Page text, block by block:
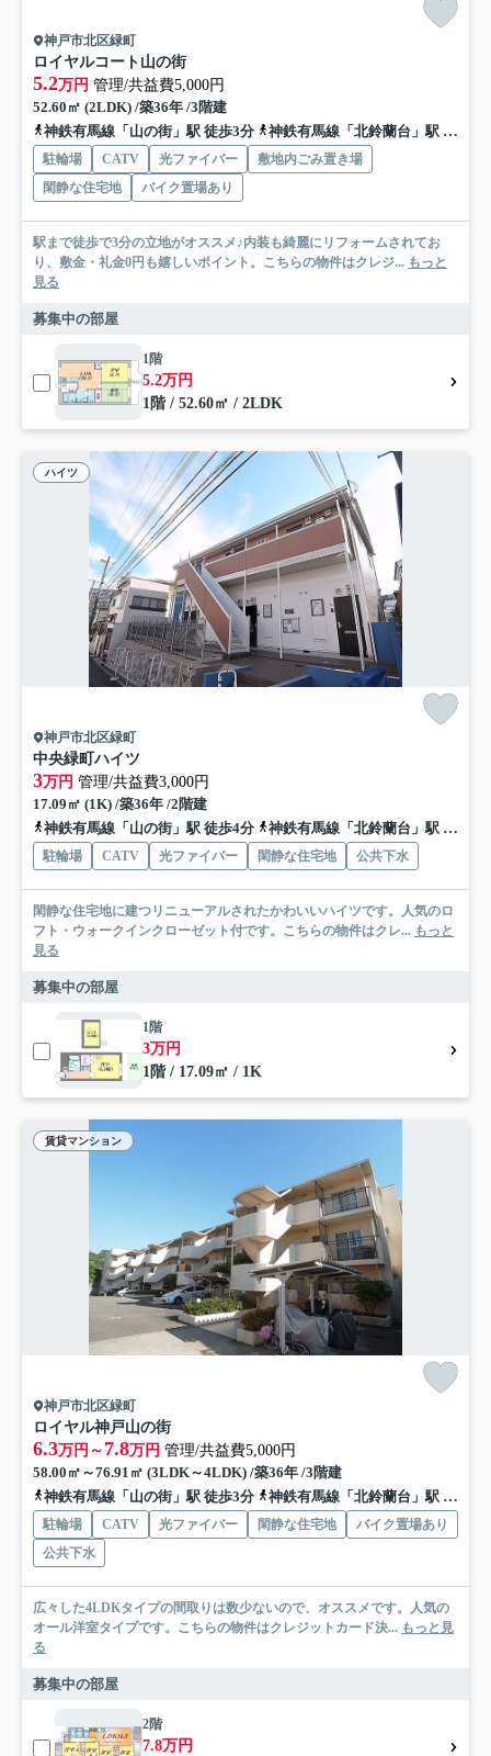
神戸市北区緑町
ロイヤルコート山の街
5.2万円 管理/共益費5,000円
52.60㎡ (2LDK) /築36年 /3階建
神鉄有馬線「山の街」駅 徒歩3分
神鉄有馬線「北鈴蘭台」駅 徒歩10分
駐輪場 CATV 光ファイバー
敷地内ごみ置き場
閑静な住宅地
バイク置場あり
駅まで徒歩で3分の立地がオススメ♪内装も綺麗にリフォームされてお
り、敷金・礼金0円も嬉しいポイント。こちらの物件はクレジ... もっと
見る
募集中の部屋
1階
5.2万円
1階 / 52.60㎡ / 2LDK
ハイツ
神戸市北区緑町
中央緑町ハイツ
3万円 管理/共益費3,000円
17.09㎡ (1K) /築36年 /2階建
神鉄有馬線「山の街」駅 徒歩4分
神鉄有馬線「北鈴蘭台」駅 徒歩13分
駐輪場 CATV 光ファイバー 閑静な住宅地 公共下水
閑静な住宅地に建つリニューアルされたかわいいハイツです。人気のロ
フト・ウォークインクローゼット付です。こちらの物件はクレ... もっと
見る
募集中の部屋
1階
3万円
1階 / 17.09㎡ / 1K
賃貸マンション
神戸市北区緑町
ロイヤル神戸山の街
6.3万円～ 7.8万円 管理/共益費5,000円
58.00㎡～76.91㎡ (3LDK～4LDK) /築36年 /3階建
神鉄有馬線「山の街」駅 徒歩3分
神鉄有馬線「北鈴蘭台」駅 徒歩12分
駐輪場 CATV 光ファイバー 閑静な住宅地
バイク置場あり
公共下水
広々した4LDKタイプの間取りは数少ないので、オススメです。人気の
オール洋室タイプです。こちらの物件はクレジットカード決... もっと見
る
募集中の部屋
2階
7.8万円